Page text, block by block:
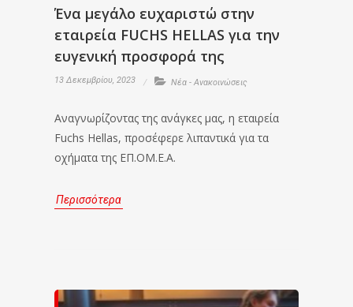
Ένα μεγάλο ευχαριστώ στην
εταιρεία FUCHS HELLAS για την
ευγενική προσφορά της
13 Δεκεμβρίου, 2023 Νέα - Ανακοινώσεις
Αναγνωρίζοντας της ανάγκες μας, η εταιρεία
Fuchs Hellas, προσέφερε λιπαντικά για τα
οχήματα της ΕΠ.ΟΜ.Ε.Α.
Περισσότερα